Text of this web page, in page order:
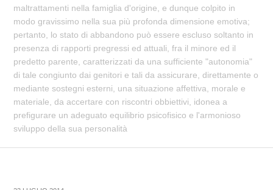
maltrattamenti nella famiglia d'origine, e dunque colpito in
modo gravissimo nella sua più profonda dimensione emotiva;
pertanto, lo stato di abbandono può essere escluso soltanto in
presenza di rapporti pregressi ed attuali, fra il minore ed il
predetto parente, caratterizzati da una sufficiente "autonomia"
di tale congiunto dai genitori e tali da assicurare, direttamente o
mediante sostegni esterni, una situazione affettiva, morale e
materiale, da accertare con riscontri obbiettivi, idonea a
prefigurare un adeguato equilibrio psicofisico e l'armonioso
sviluppo della sua personalità